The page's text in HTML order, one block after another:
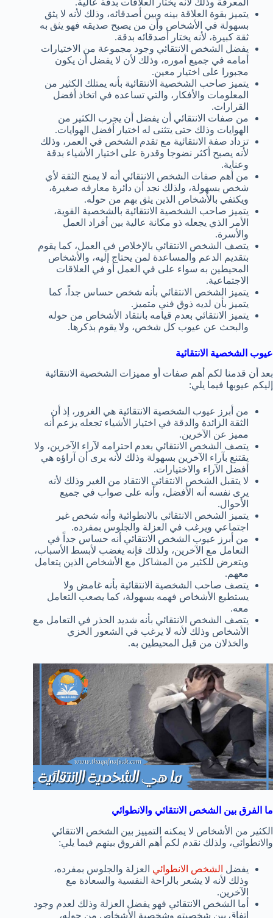
يتميز بقوة العلاقة بينه وبين أصدقائه، وذلك لأنه لا يثق
بسهولة في الأشخاص وأن من يصبح صديقه فهو يثق به
ثقة كبيرة، لأنه يختار أصدقائه بدقة.
يفضل الشخص الانتقائي وجود مجموعة من الاختيارات
أمامه في جميع أموره، وذلك لأن لا يفضل أن يكون
مجبورا على اختيار معين.
يتميز صاحب الشخصية الانتقائية بأنه يمتلك الكثير من
المعلومات والأفكار، والتي تساعده في اتخاذ أفضل
القرارات.
من صفات الانتقائي أن يفضل أن يجرب الكثير من
الهوايات وذلك حتى يتثنى له اختيار أفضل الهوايات.
تزداد صفة الانتقائية مع تقدم الشخص في العمر، وذلك
لأنه يصبح أكثر نضوجا وقدرة على اختيار الأشياء بدقة
وعناية.
من أهم صفات الشخص الانتقائي أنه لا يمنح الثقة لأي
شخص بسهولة، ولذلك نجد أن دائرة معارفه صغيرة،
ويكتفي بالأشخاص الذين يثق بهم من حوله.
يتميز صاحب الشخصية الانتقائية بالشخصية القوية،
الأمر الذي يجعله ذو مكانة عالية بين أفراد العمل
والأسرة.
يتصف الشخص الانتقائي بالإخلاص في العمل، كما يقوم
بتقديم الدعم والمساعدة لمن يحتاج إليه، والأشخاص
المحيطين به سواء على في العمل أو في العلاقات
الاجتماعية.
يتميز الشخص الانتقائي بأنه شخص حساس جداً، كما
يتميز بأن لديه ذوق فني متميز.
يتميز الانتقائي بعدم قيامه بانتقاد الأشخاص من حوله
والبحث عن عيوب كل شخص، ولا يقوم بذكرها.
عيوب الشخصية الانتقائية
بعد أن قدمنا لكم أهم صفات أو مميزات الشخصية الانتقائية
إليكم عيوبها فيما يلي:
من أبرز عيوب الشخصية الانتقائية هي الغرور، إذ أن
الثقة الزائدة والدقة في اختيار الأشياء تجعله يزعم أنه
مميز عن الآخرين.
يتصف الشخص الانتقائي بعدم احترامه لآراء الآخرين، ولا
يقتنع بآراء الآخرين بسهولة وذلك لأنه يرى أن آراؤه هي
أفضل الآراء والاختيارات.
لا يتقبل الشخص الانتقائي الانتقاد من الغير وذلك لأنه
يرى نفسه أنه الأفضل، وأنه على صواب في جميع
الأحوال.
يتميز الشخص الانتقائي بالانطوائية وأنه شخص غير
اجتماعي ويرغب في العزلة والجلوس بمفرده.
من أبرز عيوب الشخص الانتقائي أنه حساس جداً في
التعامل مع الآخرين، ولذلك فإنه يغضب لأبسط الأسباب،
ويتعرض للكثير من المشاكل مع الأشخاص الذين يتعامل
معهم.
يتصف صاحب الشخصية الانتقائية بأنه غامض ولا
يستطيع الأشخاص فهمه بسهولة، كما يصعب التعامل
معه.
يتصف الشخص الانتقائي بأنه شديد الحذر في التعامل مع
الأشخاص وذلك لأنه لا يرغب في الشعور الخزي
والخذلان من قبل المحيطين به.
ما الفرق بين الشخص الانتقائي والانطوائي
الكثير من الأشخاص لا يمكنه التمييز بين الشخص الانتقائي
والانطوائي، ولذلك نقدم لكم أهم الفروق بينهم فيما يلي:
يفضل الشخص الانطوائي العزلة والجلوس بمفرده،
وذلك لأنه لا يشعر بالراحة النفسية والسعادة مع
الآخرين.
أما الشخص الانتقائي فهو يفضل العزلة وذلك لعدم وجود
اتفاق بين شخصيته وشخصية الأشخاص من حوله،